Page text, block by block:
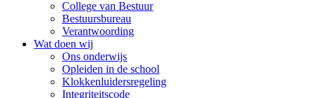
College van Bestuur
Bestuursbureau
Verantwoording
Wat doen wij
Ons onderwijs
Opleiden in de school
Klokkenluidersregeling
Integriteitscode